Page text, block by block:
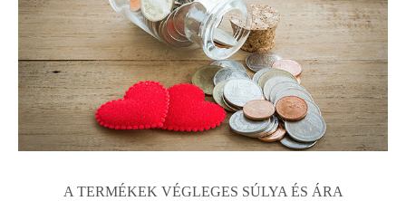
A TERMÉKEK VÉGLEGES SÚLYA ÉS ÁRA